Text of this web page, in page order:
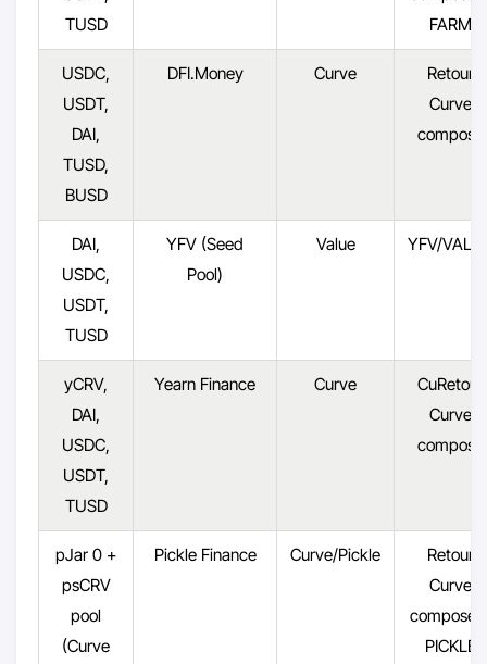
TUSD
FARM
USDC,
USDT,
DAI,
TUSD,
BUSD
DFI.Money Curve
Retour
Curve
composé
DAI,
USDC,
USDT,
TUSD
YFV (Seed
Pool)
Value YFV/
yCRV,
DAI,
USDC,
USDT,
TUSD
Yearn Finance Curve
CuRetour
Curve
composé
pJar 0 +
psCRV
pool
(Curve
Pickle Finance Curve/Pickle
Retour
Curve
composé
PICKLE